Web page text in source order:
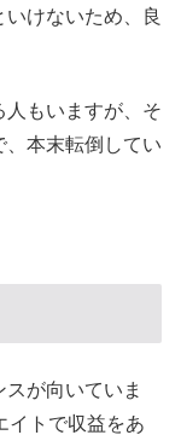
けないため、良
もいますが、そ
本末転倒してい
が向いていま
イトで収益をあ